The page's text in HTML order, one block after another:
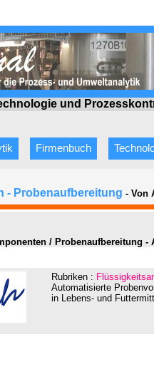
und
Firmenbuch
- Probenaufbereitung - Von
/ Probenaufbereitung
Rubriken :
Automatisierte
in Lebens- und